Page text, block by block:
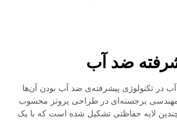
ضد آب
آب در تکنولوژی پیشرفته‌ی ضد آب بودن آن‌ها
مهندسی برجسته‌ای در طراحی پروتز محسوب
لایه حفاظتی تشکیل شده است که با یک